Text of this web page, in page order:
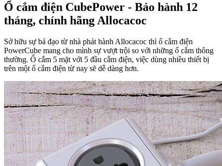
Ổ cắm điện CubePower - Bảo hành 12
tháng, chính hãng Allocacoc
Sở hữu sự bá đạo từ nhà phát hành Allocacoc thì ổ cắm điện
PowerCube mang cho mình sự vượt trội so với những ổ cắm thông
thường. Ổ cắm 5 mặt với 5 đầu cắm điện, việc dùng nhiều thiết bị
trên một ổ cắm điện từ nay sẽ dễ dàng hơn.